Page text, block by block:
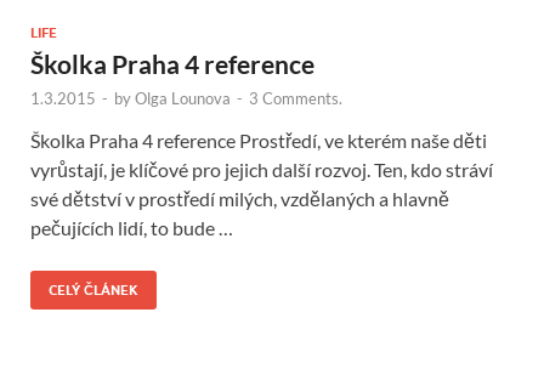
LIFE
Školka Praha 4 reference
1.3.2015 - byOlga Lounova - 3 Comments.
Školka Praha 4 reference Prostředí, ve kterém naše děti
vyrůstají, je klíčové pro jejich další rozvoj. Ten, kdo stráví
své dětství v prostředí milých, vzdělaných a hlavně
pečujících lidí, to bude …
CELÝ ČLÁNEK